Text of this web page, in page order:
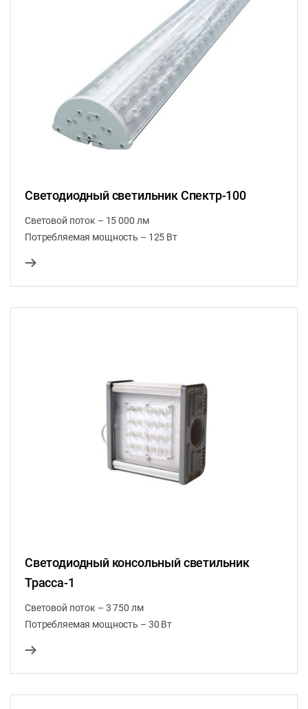
Светодиодный светильник Спектр-100
Световой поток – 15 000 лм
Потребляемая мощность – 125 Вт
Светодиодный консольный светильник
Трасса-1
Световой поток – 3 750 лм
Потребляемая мощность – 30 Вт